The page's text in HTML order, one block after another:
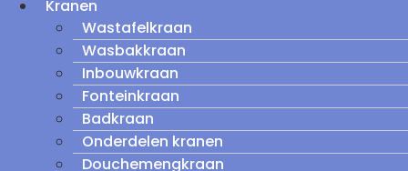
Kranen
Wastafelkraan
Wasbakkraan
Inbouwkraan
Fonteinkraan
Badkraan
Onderdelen kranen
Douchemengkraan